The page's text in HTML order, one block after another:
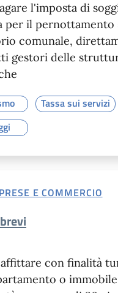
l'imposta di
per il pernottamento
comunale,
gestori delle
Tassa sui servizi
E COMMERCIO
con finalità
o